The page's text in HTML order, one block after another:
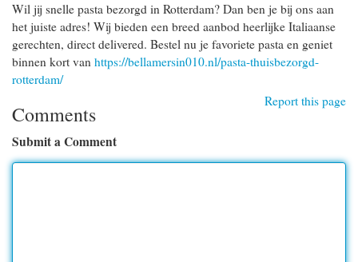
Wil jij snelle pasta bezorgd in Rotterdam? Dan ben je bij ons aan
het juiste adres! Wij bieden een breed aanbod heerlijke Italiaanse
gerechten, direct delivered. Bestel nu je favoriete pasta en geniet
binnen kort van https://bellamersin010.nl/pasta-thuisbezorgd-
rotterdam/
Report this page
Comments
Submit a Comment